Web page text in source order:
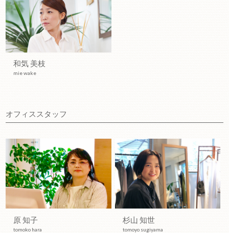
和気 美枝
mie wake
オフィススタッフ
原 知子
tomoko hara
杉山 知世
tomoyo sugiyama